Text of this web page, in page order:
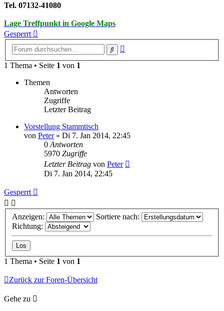
Tel. 07132-41080
Lage Treffpunkt in Google Maps
Gesperrt
Suche
1 Thema • Seite 1 von 1
Themen
Antworten
Zugriffe
Letzter Beitrag
Vorstellung Stammtisch
von Peter» Di 7. Jan 2014, 22:45
0 Antworten
5970 Zugriffe
Letzter Beitrag von Peter
Di 7. Jan 2014, 22:45
Gesperrt
Anzeigen:
Sortiere nach:
Richtung:
1 Thema • Seite 1 von 1
Zurück zur Foren-Übersicht
Gehe zu